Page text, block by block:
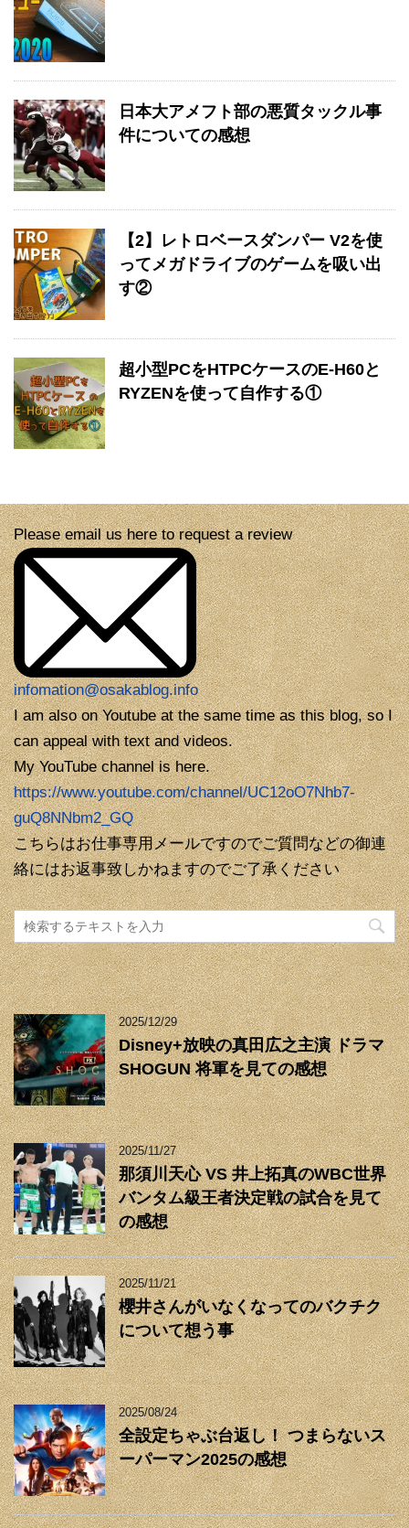
日本大アメフト部の悪質タックル事
件についての感想
【2】レトロベースダンパー V2を使
ってメガドライブのゲームを吸い出
す②
超小型PCをHTPCケースのE-H60と
RYZENを使って自作する①
Please email us here to request a review
infomation@osakablog.info
I am also on Youtube at the same time as this blog, so I
can appeal with text and videos.
My YouTube channel is here.
https://www.youtube.com/channel/UC12oO7Nhb7-
guQ8NNbm2_GQ
こちらはお仕事専用メールですのでご質問などの御連
絡にはお返事致しかねますのでご了承ください
2025/12/29
Disney+放映の真田広之主演 ドラマ
SHOGUN 将軍を見ての感想
2025/11/27
那須川天心 VS 井上拓真のWBC世界
バンタム級王者決定戦の試合を見て
の感想
2025/11/21
櫻井さんがいなくなってのバクチク
について想う事
2025/08/24
全設定ちゃぶ台返し！ つまらないス
ーパーマン2025の感想